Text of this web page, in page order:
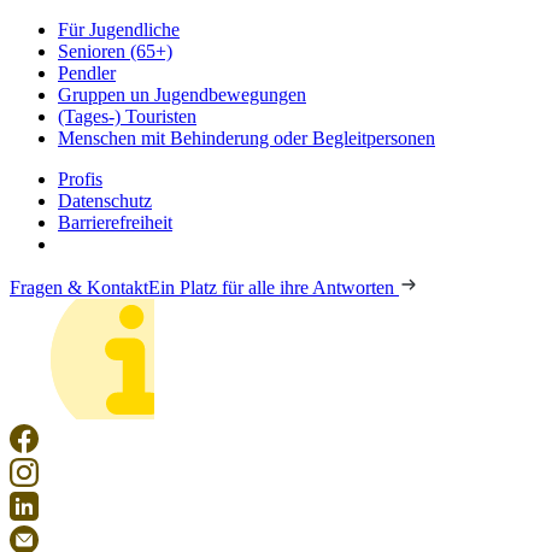
Für Jugendliche
Senioren (65+)
Pendler
Gruppen un Jugendbewegungen
(Tages-) Touristen
Menschen mit Behinderung oder Begleitpersonen
Profis
Datenschutz
Barrierefreiheit
Fragen & KontaktEin Platz für alle ihre Antworten